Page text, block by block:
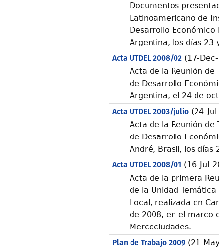
Documentos
Latinoamericano de
Desarrollo Económico
Argentina, los días 23
Acta UTDEL 2008/02(17-Dec-
Acta de la Reunión de
de Desarrollo
Argentina, el 24 de
Acta UTDEL 2003/julio(24-
Acta de la Reunión de
de Desarrollo
André, Brasil, los días
Acta UTDEL 2008/01 (16-Jul-
Acta de la primera
de la Unidad
Local, realizada en
de 2008, en el marco
Mercociudades.
Plan de Trabajo 2009 (21-